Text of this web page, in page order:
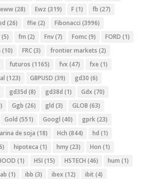
eww(28) Ewz (319) F(1) fb (27)
(26) ffie (2) Fibonacci (3996)
(5) fm (2) Fnv(7) Fomc(9) FORD (1)
(10) FRC(3) frontier markets (2)
futuros (1165) fvx (47) fxe (1)
(123) GBPUSD (39) gd30 (6)
gd35d (8) gd38d (1) Gdx (70)
Ggb (26) gld (3) GLOB (63)
Gold (551) Googl (40) gprk(23)
de soja (18) Hch (844) hd (1)
hipoteca (1) hmy(23) Hon (1)
(1) HSI (15) HSTECH (46) hum (1)
(1) ibb (3) ibex (12) ibit (4)